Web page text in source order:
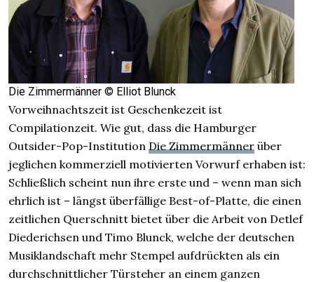
Die Zimmermänner © Elliot Blunck
Vorweihnachtszeit ist Geschenkezeit ist
Compilationzeit. Wie gut, dass die Hamburger
Outsider-Pop-Institution Die Zimmermänner über
jeglichen kommerziell motivierten Vorwurf erhaben ist:
Schließlich scheint nun ihre erste und – wenn man sich
ehrlich ist – längst überfällige Best-of-Platte, die einen
zeitlichen Querschnitt bietet über die Arbeit von Detlef
Diederichsen und Timo Blunck, welche der deutschen
Musiklandschaft mehr Stempel aufdrückten als ein
durchschnittlicher Türsteher an einem ganzen